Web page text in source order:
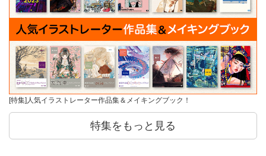
[特集]人気イラストレーター作品集＆メイキングブック！
特集をもっと見る